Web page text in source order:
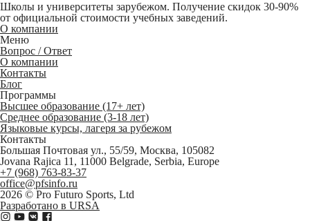
Школы и университеты зарубежом. Получение скидок 30-90%
от официальной стоимости учебных заведений.
О компании
Меню
Вопрос / Ответ
О компании
Контакты
Блог
Программы
Высшее образование (17+ лет)
Среднее образование (3-18 лет)
Языковые курсы, лагеря за рубежом
Контакты
Большая Почтовая ул., 55/59, Москва, 105082
Jovana Rajica 11, 11000 Belgrade, Serbia, Europe
+7 (968) 763-83-37
office@pfsinfo.ru
2026 © Pro Futuro Sports, Ltd
Разработано в URSA